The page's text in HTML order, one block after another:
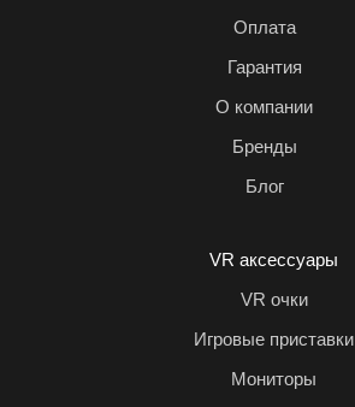
Оплата
Гарантия
О компании
Бренды
Блог
VR аксессуары
VR очки
Игровые приставки
Мониторы